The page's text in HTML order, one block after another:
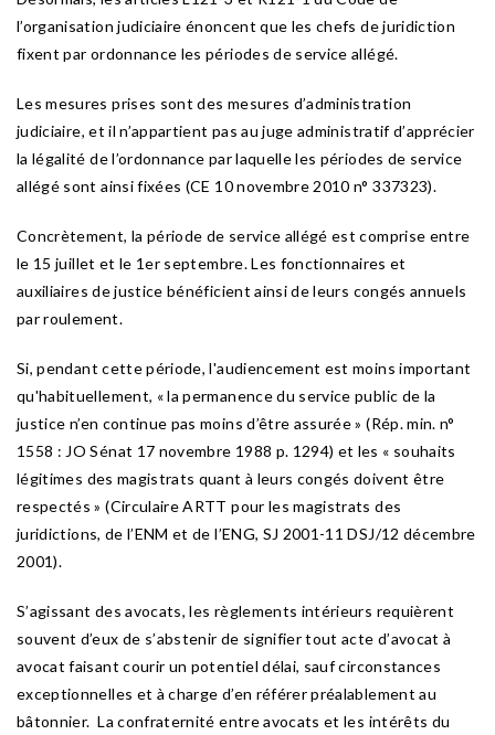
l’organisation judiciaire énoncent que les chefs de juridiction
fixent par ordonnance les périodes de service allégé.
Les mesures prises sont des mesures d’administration
judiciaire, et il n’appartient pas au juge administratif d’apprécier
la légalité de l’ordonnance par laquelle les périodes de service
allégé sont ainsi fixées (CE 10 novembre 2010 n° 337323).
Concrètement, la période de service allégé est comprise entre
le 15 juillet et le 1er septembre. Les fonctionnaires et
auxiliaires de justice bénéficient ainsi de leurs congés annuels
par roulement.
Si, pendant cette période, l'audiencement est moins important
qu'habituellement, « la permanence du service public de la
justice n’en continue pas moins d’être assurée » (Rép. min. n°
1558 : JO Sénat 17 novembre 1988 p. 1294) et les « souhaits
légitimes des magistrats quant à leurs congés doivent être
respectés » (Circulaire ARTT pour les magistrats des
juridictions, de l’ENM et de l’ENG, SJ 2001-11 DSJ/12 décembre
2001).
S’agissant des avocats, les règlements intérieurs requièrent
souvent d’eux de s’abstenir de signifier tout acte d’avocat à
avocat faisant courir un potentiel délai, sauf circonstances
exceptionnelles et à charge d’en référer préalablement au
bâtonnier. La confraternité entre avocats et les intérêts du